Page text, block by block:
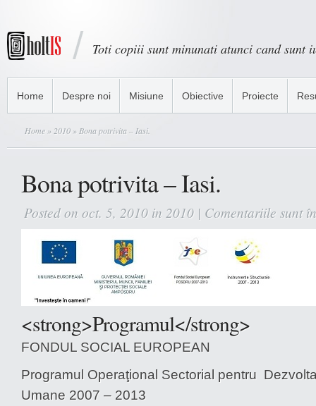
Toti copiii sunt minunati atunci cand sunt
Home Despre noi Misiune Obiective Proiecte
Home » 2010 » Bona potrivita – Iasi.
Bona potrivita – Iasi.
Posted on oct. 5, 2010 in 2010 | Comentariile sunt
<strong>Programul</strong>
FONDUL SOCIAL EUROPEAN
Programul Operaţional Sectorial pentru
Umane 2007 – 2013